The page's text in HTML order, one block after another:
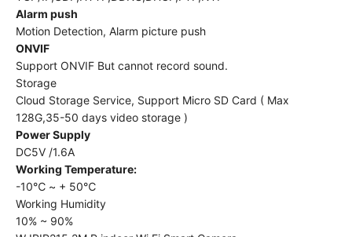
Alarm push
Motion Detection, Alarm picture push
ONVIF
Support ONVIF But cannot record sound.
Storage
Cloud Storage Service, Support Micro SD Card ( Max
128G,35-50 days video storage )
Power Supply
DC5V /1.6A
Working Temperature:
-10℃ ~ + 50℃
Working Humidity
10% ~ 90%